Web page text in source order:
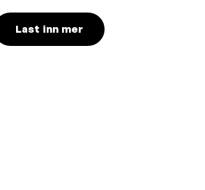
Last inn mer